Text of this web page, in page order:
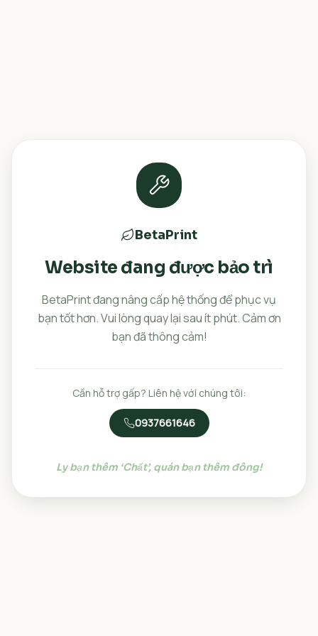
BetaPrint
Website đang được bảo trì
BetaPrint đang nâng cấp hệ thống để phục vụ
bạn tốt hơn. Vui lòng quay lại sau ít phút. Cảm ơn
bạn đã thông cảm!
Cần hỗ trợ gấp? Liên hệ với chúng tôi:
0937661646
Ly bạn thêm ‘Chất’, quán bạn thêm đông!